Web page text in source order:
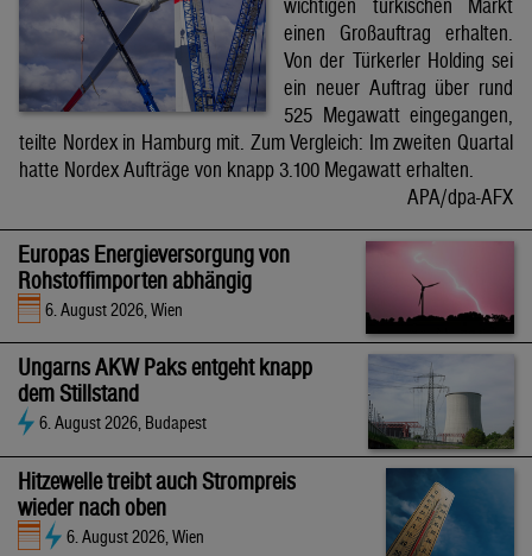
wichtigen türkischen Markt
einen Großauftrag erhalten.
Von der Türkerler Holding sei
ein neuer Auftrag über rund
525 Megawatt eingegangen,
teilte Nordex in Hamburg mit. Zum Vergleich: Im zweiten Quartal
hatte Nordex Aufträge von knapp 3.100 Megawatt erhalten.
APA/dpa-AFX
Europas Energieversorgung von
Rohstoffimporten abhängig
6. August 2026, Wien
Ungarns AKW Paks entgeht knapp
dem Stillstand
6. August 2026, Budapest
Hitzewelle treibt auch Strompreis
wieder nach oben
6. August 2026, Wien